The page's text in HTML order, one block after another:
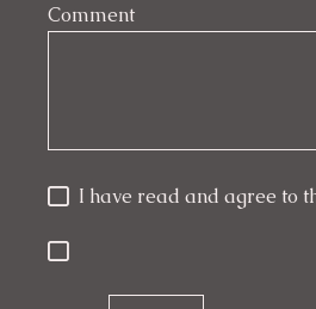
Comment
I have read and agree to